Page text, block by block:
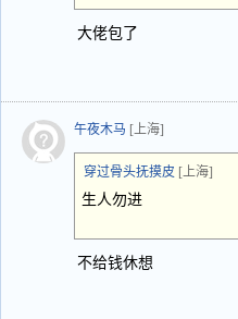
大佬包了
午夜木马 [上海]
穿过骨头抚摸皮 [上海]
生人勿进
不给钱休想